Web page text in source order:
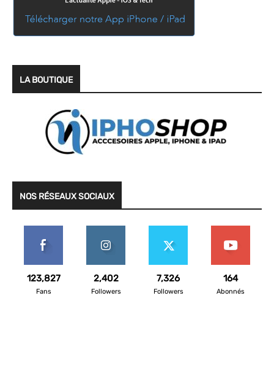
LA BOUTIQUE
NOS RÉSEAUX SOCIAUX
123,827
Fans
2,402
Followers
7,326
Followers
164
Abonnés